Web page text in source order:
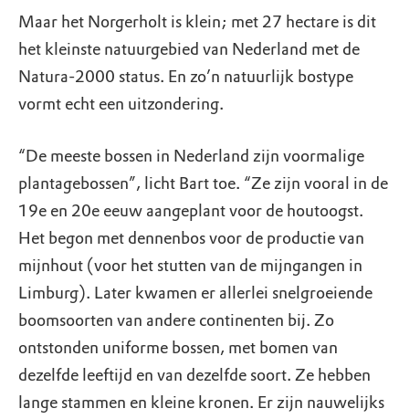
Maar het Norgerholt is klein; met 27 hectare is dit
het kleinste natuurgebied van Nederland met de
Natura-2000 status. En zo’n natuurlijk bostype
vormt echt een uitzondering.
“De meeste bossen in Nederland zijn voormalige
plantagebossen”, licht Bart toe. “Ze zijn vooral in de
19e en 20e eeuw aangeplant voor de houtoogst.
Het begon met dennenbos voor de productie van
mijnhout (voor het stutten van de mijngangen in
Limburg). Later kwamen er allerlei snelgroeiende
boomsoorten van andere continenten bij. Zo
ontstonden uniforme bossen, met bomen van
dezelfde leeftijd en van dezelfde soort. Ze hebben
lange stammen en kleine kronen. Er zijn nauwelijks